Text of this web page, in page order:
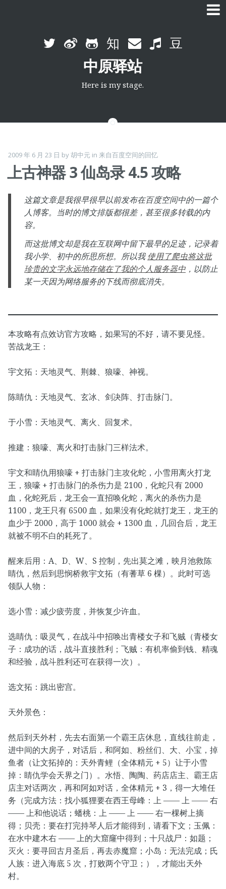
Skip
中原驿站
Here is my stage.
2009 年 6 月 23 日 by胡中元 in 来自百度空间的回忆
上古神器 3 仙岛录 4.5 攻略
这篇文章是我很早很早以前发布在百度空间中的一篇个
人博客。当时的博文排版都很差，甚至很多转载的内
容。
而这批博文却是我在互联网中留下最早的足迹，记录着
我小学、初中的所思所想。所以我使用了爬虫将这批
珍贵的文字永远地存储在了我的个人服务器中，以防止
某一天因为网络服务的下线而彻底消失。
本攻略有点效访官方攻略，如果写的不好，请不要见怪。
苦战龙王：
宇文拓：天地灵气、荆棘、狼嚎、神视。
陈睛仇：天地灵气、玄冰、剑决阵、打击脉门。
于小雪：天地灵气、离火、回复术。
推建：狼嚎、离火和打击脉门三样法术。
宇文和睛仇用狼嚎 + 打击脉门主攻化蛇，小雪用离火打龙
王，狼嚎 + 打击脉门的杀伤力是 2100，化蛇只有 2000
血，化蛇死后，龙王会一直招唤化蛇，离火的杀伤力是
1100，龙王只有 6500 血，如果没有化蛇就打龙王，龙王的
血少于 2000，高于 1000 就会 + 1300 血，几回合后，龙王
就被不明不白的耗死了。
醒来后用：A、D、W、S 控制，先出莫之滩，映月池救陈
睛仇，然后到思悯桥救宇文拓（有蓍草 6 棵）。此时可选
领队人物：
选小雪：减少疲劳度，并恢复少许血。
选睛仇：吸灵气，在战斗中招唤出青楼女子和飞贼（青楼女
子：成功的话，战斗直接胜利；飞贼：有机率偷到钱、精魂
和经验，战斗胜利还可在获得一次）。
选文拓：跳出密宫。
天外景色：
然后到天外村，先去右面第一个霸王店休息，直线往前走，
进中间的大房子，对话后，和阿如、粉丝们、大、小宝，掉
鱼者（让文拓掉的：天外青鲤（全体精元 + 5）让于小雪
掉：睛仇学会天界之门）。水悟、陶陶、药店店主、霸王店
店主对话两次，再和阿如对话，全体精元 + 3，得一大堆任
务（完成方法：找小狐狸要在西王母峰：上 —— 上 —— 右
—— 上和他说话；蟠桃：上 —— 上 —— 右一棵树上摘
得；贝壳：要在打完持琴人后才能得到，请看下文；玉佩：
在水中建木右 —— 上的大窟窿中得到；十只战尸：如题；
灭火：要寻回古月圣后，再去赤魔窟；小岛：无法完成；氏
人族：进入海底 5 次，打败两个守卫；），才能出天外
村。